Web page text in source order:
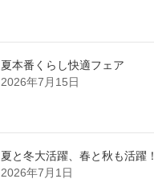
夏本番くらし快適フェア
2026年7月15日
夏と冬大活躍、春と秋も活躍！
2026年7月1日